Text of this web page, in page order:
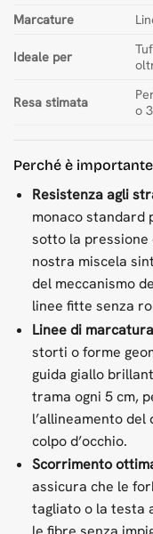
Marcature
Ideale per
Resa stimata
o
Perché è
Resistenza agli
monaco standard
sotto la pressione
nostra miscela
del meccanismo
linee fitte senza
Linee di
storti o forme
guida giallo
trama ogni 5 cm,
l’allineamento
colpo d’occhio.
Scorrimento
assicura che le
tagliato o la testa